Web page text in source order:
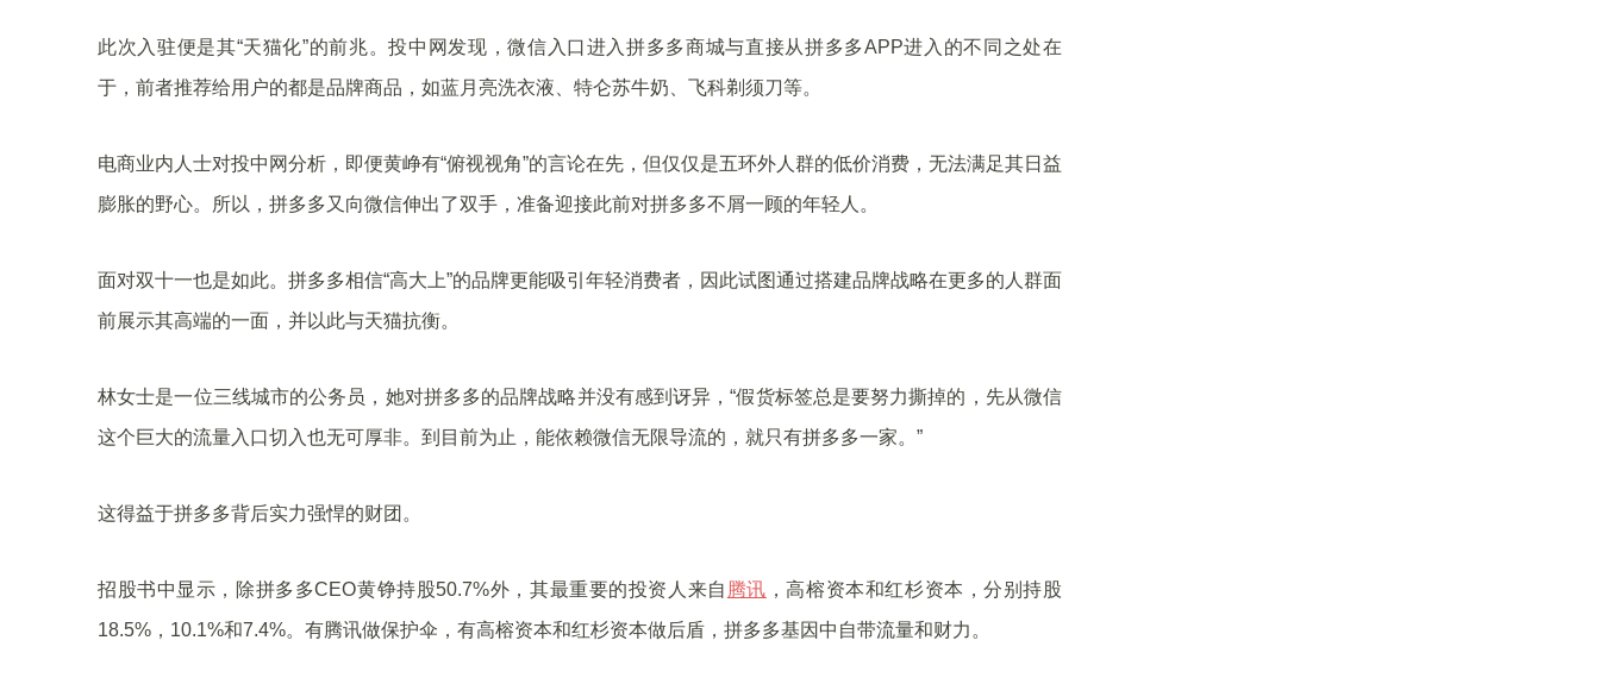
此次入驻便是其“天猫化”的前兆。投中网发现，微信入口进入拼多多商城与直接从拼多多APP进入的不同之处在
于，前者推荐给用户的都是品牌商品，如蓝月亮洗衣液、特仑苏牛奶、飞科剃须刀等。
电商业内人士对投中网分析，即便黄峥有“俯视视角”的言论在先，但仅仅是五环外人群的低价消费，无法满足其日益
膨胀的野心。所以，拼多多又向微信伸出了双手，准备迎接此前对拼多多不屑一顾的年轻人。
面对双十一也是如此。拼多多相信“高大上”的品牌更能吸引年轻消费者，因此试图通过搭建品牌战略在更多的人群面
前展示其高端的一面，并以此与天猫抗衡。
林女士是一位三线城市的公务员，她对拼多多的品牌战略并没有感到讶异，“假货标签总是要努力撕掉的，先从微信
这个巨大的流量入口切入也无可厚非。到目前为止，能依赖微信无限导流的，就只有拼多多一家。”
这得益于拼多多背后实力强悍的财团。
招股书中显示，除拼多多CEO黄铮持股50.7%外，其最重要的投资人来自 腾讯 ，高榕资本和红杉资本，分别持股
18.5%，10.1%和7.4%。有腾讯做保护伞，有高榕资本和红杉资本做后盾，拼多多基因中自带流量和财力。